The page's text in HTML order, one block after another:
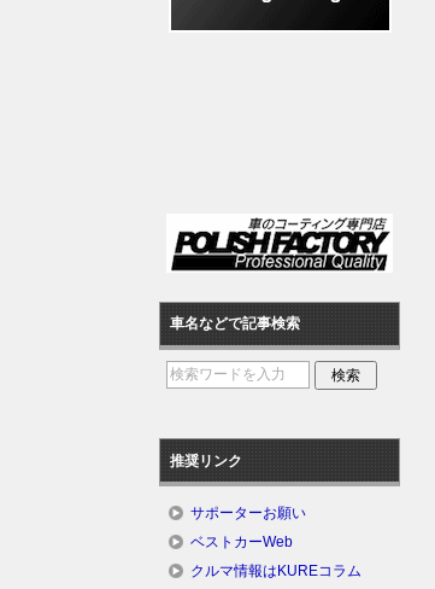
車名などで記事検索
推奨リンク
サポーターお願い
ベストカーWeb
クルマ情報はKUREコラム